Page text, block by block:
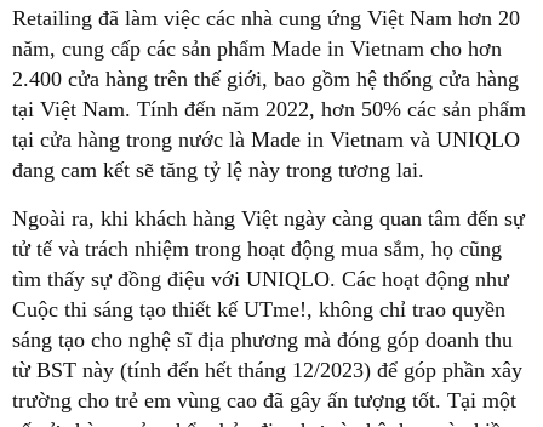
Retailing đã làm việc các nhà cung ứng Việt Nam hơn 20
năm, cung cấp các sản phẩm Made in Vietnam cho hơn
2.400 cửa hàng trên thế giới, bao gồm hệ thống cửa hàng
tại Việt Nam. Tính đến năm 2022, hơn 50% các sản phẩm
tại cửa hàng trong nước là Made in Vietnam và UNIQLO
đang cam kết sẽ tăng tỷ lệ này trong tương lai.
Ngoài ra, khi khách hàng Việt ngày càng quan tâm đến sự
tử tế và trách nhiệm trong hoạt động mua sắm, họ cũng
tìm thấy sự đồng điệu với UNIQLO. Các hoạt động như
Cuộc thi sáng tạo thiết kế UTme!, không chỉ trao quyền
sáng tạo cho nghệ sĩ địa phương mà đóng góp doanh thu
từ BST này (tính đến hết tháng 12/2023) để góp phần xây
trường cho trẻ em vùng cao đã gây ấn tượng tốt. Tại một